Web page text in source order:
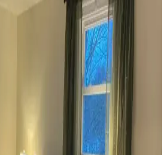
ev dekorasyonunda renk uyumu,
dengesi gibi unsurların yaşam
nasıl etkilediği inceleniyor.
Bitki Seçimi, Aydınlatma
Estetik İyileştirme
halılar, aydınlatma ve mobilyaların
daha davetkâr ve fonksiyonel kılar. Doğru
ve dış görünümünü güçlendirir.
Mobilya Alımı ve Ev